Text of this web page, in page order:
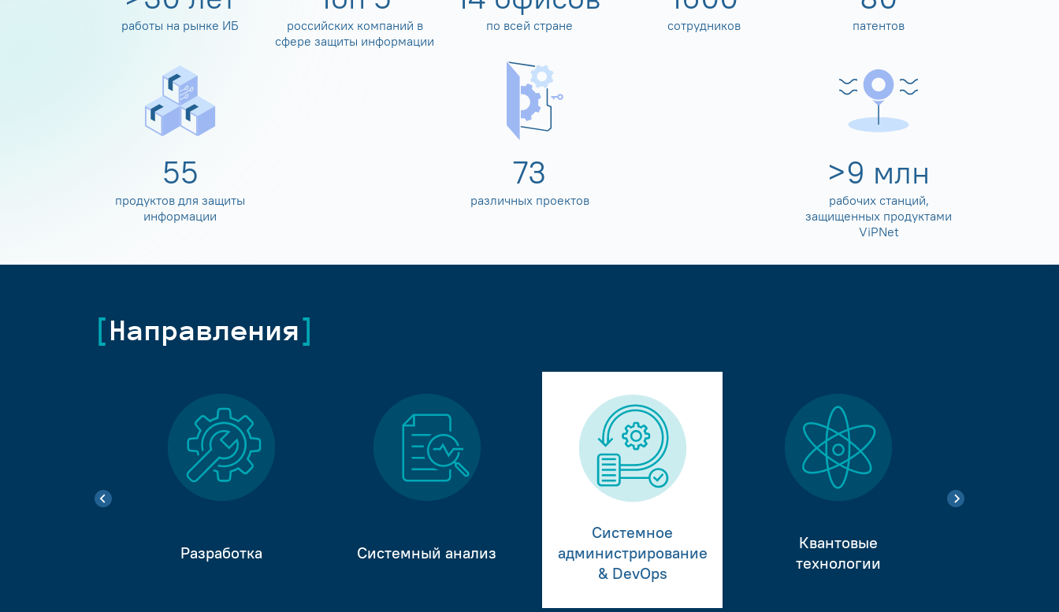
работы на рынке ИБ
российских компаний в
сфере защиты информации
по всей стране сотрудников патентов
60
продуктов для защиты
информации
80
различных проектов
>10 млн
рабочих станций,
защищенных продуктами
ViPNet
Направления
Разработка Системный анализ
Системное
администрирование
& DevOps
Квантовые
технологии